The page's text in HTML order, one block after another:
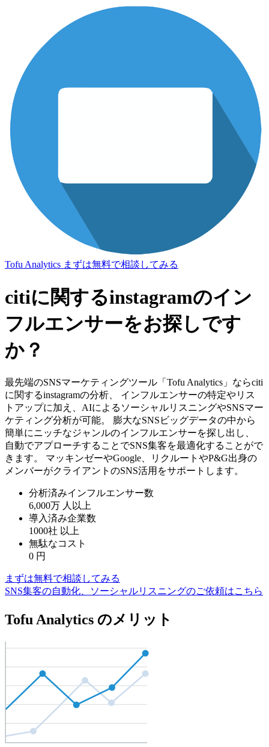
Tofu Analytics まずは無料で相談してみる
citiに関するinstagramのイン
フルエンサーをお探しです
か？
最先端のSNSマーケティングツール「Tofu Analytics」ならciti
に関するinstagramの分析、 インフルエンサーの特定やリス
トアップに加え、AIによるソーシャルリスニングやSNSマー
ケティング分析が可能。 膨大なSNSビッグデータの中から
簡単にニッチなジャンルのインフルエンサーを探し出し、
自動でアプローチすることでSNS集客を最適化することがで
きます。 マッキンゼーやGoogle、リクルートやP&G出身の
メンバーがクライアントのSNS活用をサポートします。
分析済みインフルエンサー数
6,000万 人以上
導入済み企業数
1000社 以上
無駄なコスト
0 円
まずは無料で相談してみる
SNS集客の自動化、ソーシャルリスニングのご依頼はこちら
Tofu Analytics のメリット